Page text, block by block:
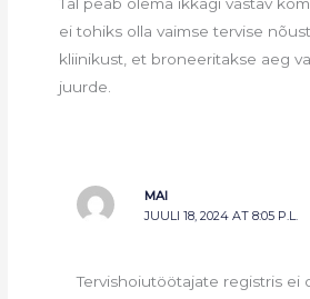
ei tohiks olla vaimse tervise
kliinikust, et broneeritakse aeg
juurde.
MAI
JUULI 18, 2024 AT 8:05 P.L.
Tervishoiutöötajate registris ei